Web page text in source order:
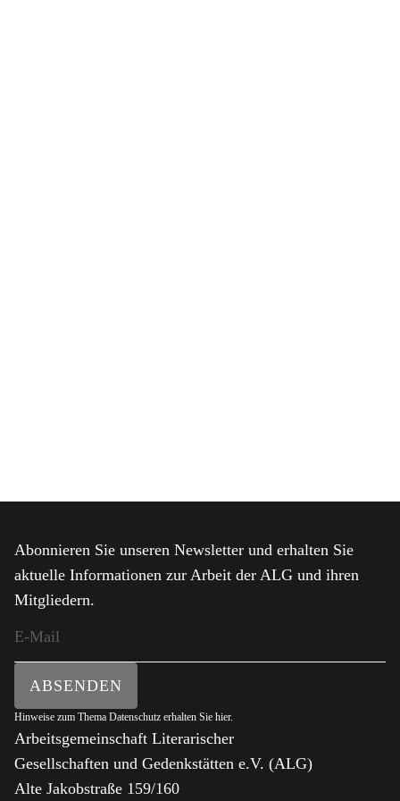
Abonnieren Sie unseren Newsletter und erhalten Sie
aktuelle Informationen zur Arbeit der ALG und ihren
Mitgliedern.
ABSENDEN
Hinweise zum Thema Datenschutz erhalten Sie hier.
Arbeitsgemeinschaft Literarischer
Gesellschaften und Gedenkstätten e.V. (ALG)
Alte Jakobstraße 159/160